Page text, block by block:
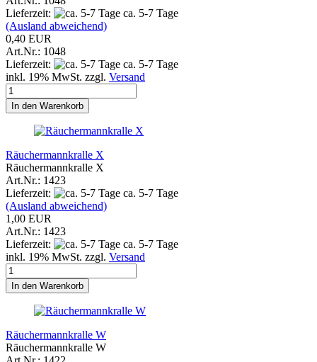
Lieferzeit:
ca. 5-7 Tage
(Ausland abweichend)
0,40 EUR
Art.Nr.: 1048
Lieferzeit:
ca. 5-7 Tage
inkl. 19% MwSt. zzgl. Versand
In den Warenkorb
Räuchermannkralle X
Räuchermannkralle X
Art.Nr.: 1423
Lieferzeit:
ca. 5-7 Tage
(Ausland abweichend)
1,00 EUR
Art.Nr.: 1423
Lieferzeit:
ca. 5-7 Tage
inkl. 19% MwSt. zzgl. Versand
In den Warenkorb
Räuchermannkralle W
Räuchermannkralle W